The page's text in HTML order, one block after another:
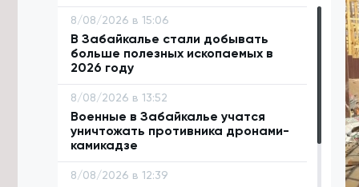
8/08/2026 в 15:06
В Забайкалье стали добывать
больше полезных ископаемых в
2026 году
8/08/2026 в 13:52
Военные в Забайкалье учатся
уничтожать противника дронами-
камикадзе
8/08/2026 в 12:39